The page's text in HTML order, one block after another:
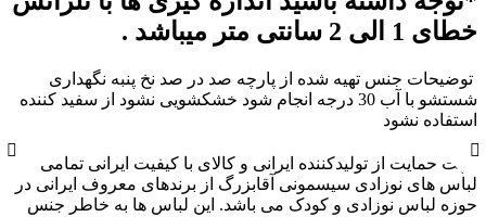
1 الی 2 سانتی متر میباشد .
جنس تهیه شده از پارچه صد در صد نخ پنبه نگهداری
شستشو با آب 30 درجه انجام شود خشکشویی نشود از سفید کننده
نشود
حمایت از تولیدکننده ایرانی و کالای با کیفیت ایرانی تمامی
های نوزادیسیسمونی آقابزرگاز برندهای معروف ایرانی در
لباس نوزادی و کودک می باشد. این لباس ها به خاطر جنس